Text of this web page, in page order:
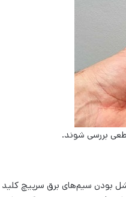
قطعی بررسی شوند.
بودن سیم‌های برق سرپیچ کلید